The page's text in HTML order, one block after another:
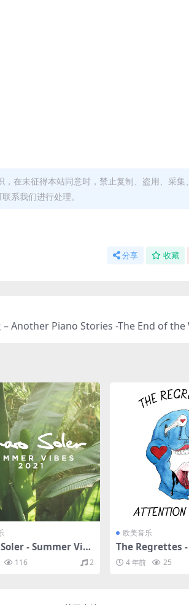
在未征得本站同意时，禁止复制、盗用、采集
系我们进行处理。
分享 收藏
– Another Piano Stories -The End of the
- Summer Vib
2021/FLAC/EP分
）
116 2
欧美音乐
The Regrettes
Seeker（2018/
轨/106M）
4 年前 25